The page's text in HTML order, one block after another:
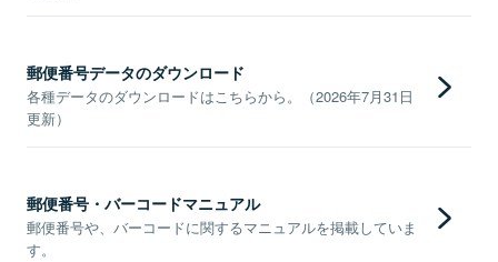
郵便番号データのダウンロード
各種データのダウンロードはこちらから。（2026年7月31日
更新）
郵便番号・バーコードマニュアル
郵便番号や、バーコードに関するマニュアルを掲載していま
す。